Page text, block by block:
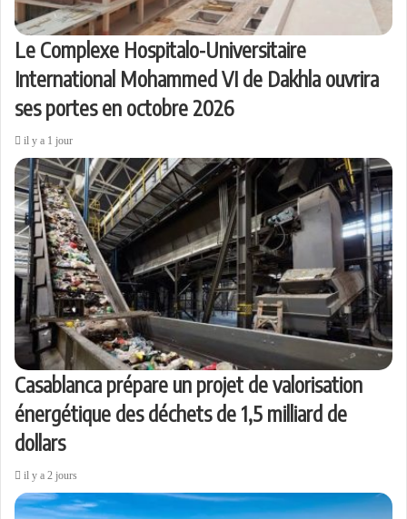
Le Complexe Hospitalo-Universitaire
International Mohammed VI de Dakhla ouvrira
ses portes en octobre 2026
il y a 1 jour
Casablanca prépare un projet de valorisation
énergétique des déchets de 1,5 milliard de
dollars
il y a 2 jours